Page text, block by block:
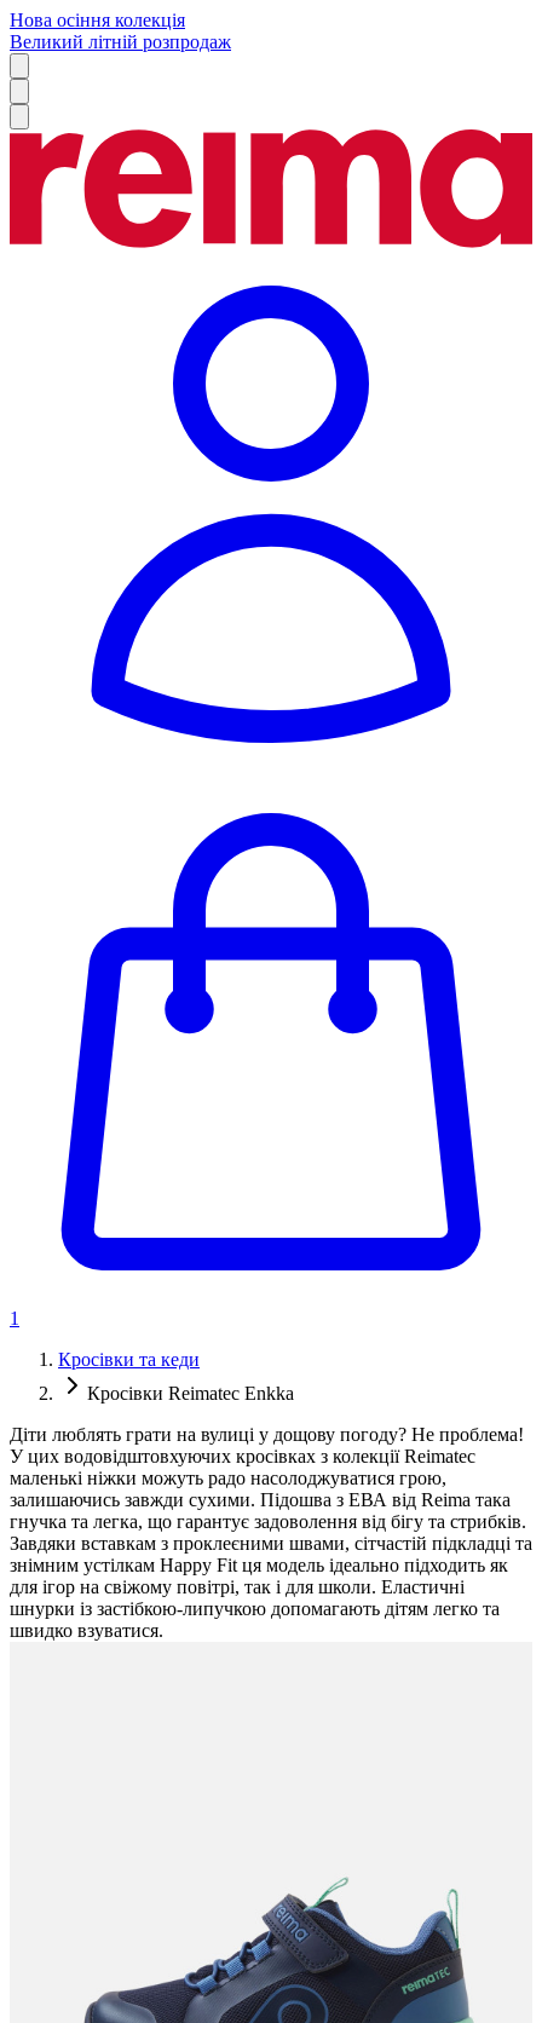
Нова осіння колекція
Великий літній розпродаж
1
Кросівки та кеди
Кросівки Reimatec Enkka
Діти люблять грати на вулиці у дощову погоду? Не проблема!
У цих водовідштовхуючих кросівках з колекції Reimatec
маленькі ніжки можуть радо насолоджуватися грою,
залишаючись завжди сухими. Підошва з ЕВА від Reima така
гнучка та легка, що гарантує задоволення від бігу та стрибків.
Завдяки вставкам з проклеєними швами, сітчастій підкладці та
знімним устілкам Happy Fit ця модель ідеально підходить як
для ігор на свіжому повітрі, так і для школи. Еластичні
шнурки із застібкою-липучкою допомагають дітям легко та
швидко взуватися.